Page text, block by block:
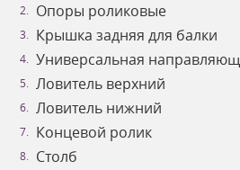
Опоры роликовые
Крышка задняя для балки
Универсальная
Ловитель верхний
Ловитель нижний
Концевой ролик
Столб